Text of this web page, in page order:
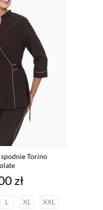
Torino
zł
L XL XXL